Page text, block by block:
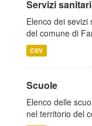
Servizi sanitari
Elenco dei
del comune di
CSV
Scuole
Elenco delle
nel territorio del